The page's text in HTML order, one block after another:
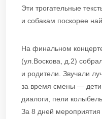
Эти трогательные
и собакам поскорее
На финальном
(ул.Воскова, д.2)
и родители. Звучали
за время смены — дети
диалоги, пели
За 8 дней мероприятия